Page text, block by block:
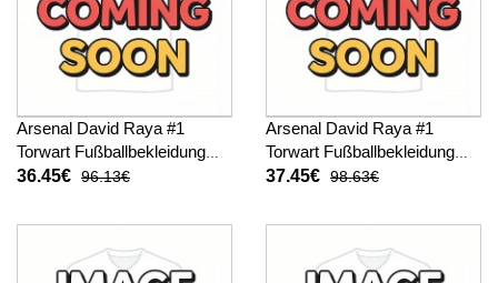
Arsenal David Raya #1
Torwart Fußballbekleidung
3rd trikot Kinder 2025-26
36.45€ 96.13€
Arsenal David Raya #1
Torwart Fußballbekleidung
Heimtrikot Kinder 2025-26
37.45€ 98.63€